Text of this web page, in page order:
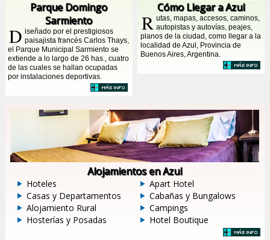
Parque Domingo
Sarmiento
D iseñado por el prestigiosos
paisajista francés Carlos Thays,
el Parque Municipal Sarmiento se
extiende a lo largo de 26 has., cuatro
de las cuales se hallan ocupadas
por instalaciones deportivas.
Cómo Llegar a Azul
R utas, mapas, accesos, caminos,
autopistas y autovías, peajes,
planos de la ciudad, como llegar a la
localidad de Azul, Provincia de
Buenos Aires, Argentina.
Alojamientos en Azul
Hoteles
Apart Hotel
Casas y Departamentos
Cabañas y Bungalows
Alojamiento Rural
Campings
Hosterías y Posadas
Hotel Boutique